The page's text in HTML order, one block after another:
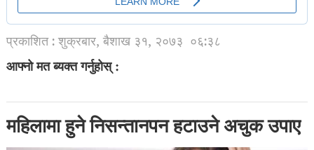
प्रकाशित : शुक्रबार, बैशाख ३१, २०७३ ०६:३८
आफ्नो मत ब्यक्त गर्नुहोस् :
महिलामा हुने निसन्तानपन हटाउने अचुक उपाए